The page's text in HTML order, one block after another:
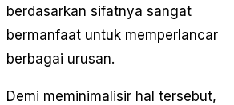
berdasarkan sifatnya sangat
bermanfaat untuk memperlancar
berbagai urusan.
Demi meminimalisir hal tersebut,